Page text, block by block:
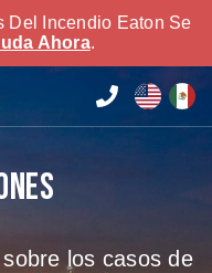
Del Incendio Eaton Se
Ahora.
los casos de